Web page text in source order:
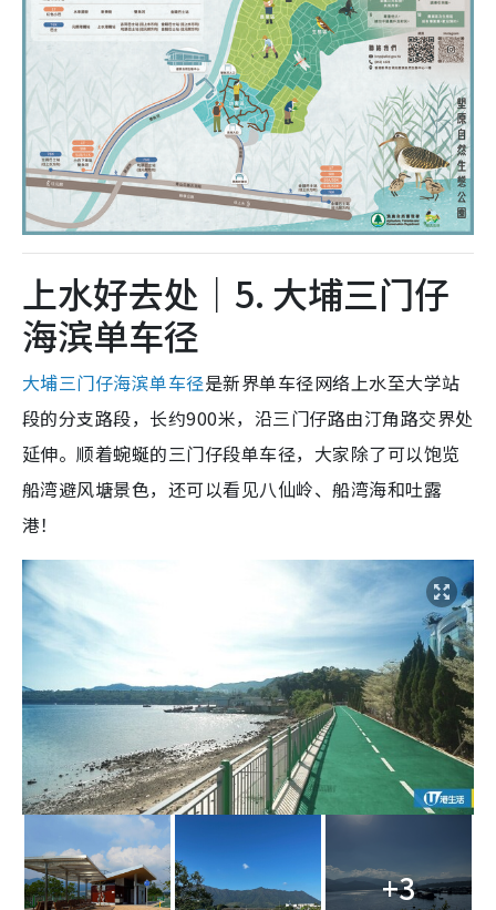
上水好去处｜5. 大埔三门仔
海滨单车径
大埔三门仔海滨单车径是新界单车径网络上水至大学站
段的分支路段，长约900米，沿三门仔路由汀角路交界处
延伸。顺着蜿蜒的三门仔段单车径，大家除了可以饱览
船湾避风塘景色，还可以看见八仙岭、船湾海和吐露
港！
+3